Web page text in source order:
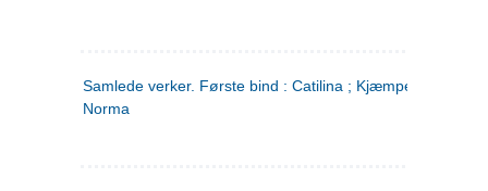
Samlede verker. Første bind : Catilina ; Kjæmpehøien ;
Norma